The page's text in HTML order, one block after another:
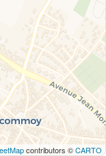
contributors ©CARTO